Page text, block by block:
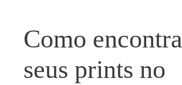
Como
seus prints no